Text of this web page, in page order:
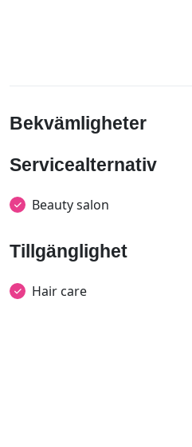
Bekvämligheter
Servicealternativ
Beauty salon
Tillgänglighet
Hair care